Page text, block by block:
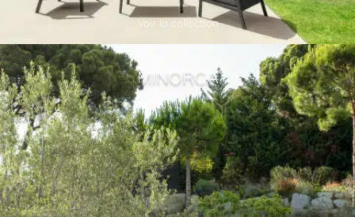
Voir la collection
MINORCA